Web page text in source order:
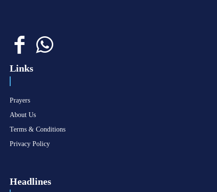
Links
Prayers
About Us
Terms & Conditions
Privacy Policy
Headlines